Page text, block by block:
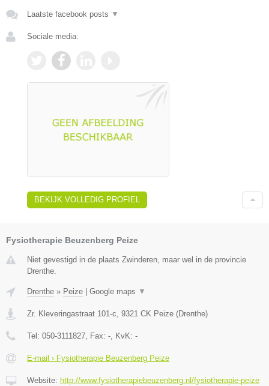
Laatste facebook posts ▼
Sociale media:
BEKIJK VOLLEDIG PROFIEL
Fysiotherapie Beuzenberg Peize
Niet gevestigd in de plaats Zwinderen, maar wel in de provincie
Drenthe.
Drenthe » Peize Google maps ▼
Zr. Kleveringastraat 101-c, 9321 CK Peize (Drenthe)
Tel: 050-3111827, Fax: -, KvK: -
E-mail › Fysiotherapie Beuzenberg Peize
Website: http://www.fysiotherapiebeuzenberg.nl/fysiotherapie-peize